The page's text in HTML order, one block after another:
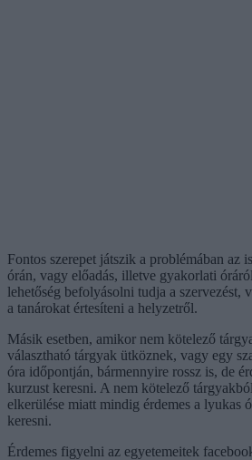
Fontos szerepet játszik a problémában az
órán, vagy előadás, illetve gyakorlati
lehetőség befolyásolni tudja a szervezést,
a tanárokat értesíteni a helyzetről.
Másik esetben, amikor nem kötelező
választható tárgyak ütköznek, vagy egy
óra időpontján, bármennyire rossz is, de
kurzust keresni. A nem kötelező
elkerülése miatt mindig érdemes a lyukas
keresni.
Érdemes figyelni az egyetemeitek